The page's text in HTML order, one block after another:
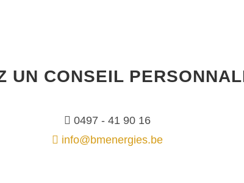
UN CONSEIL
0497 - 41 90 16
info@bmenergies.be